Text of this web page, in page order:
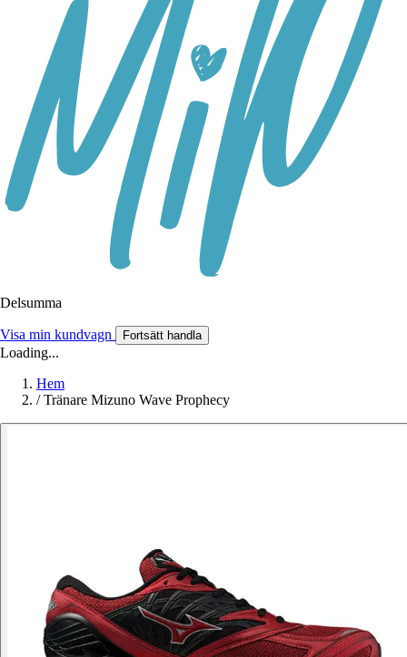
Delsumma
Visa min kundvagn Fortsätt handla
Loading...
Hem
/ Tränare Mizuno Wave Prophecy